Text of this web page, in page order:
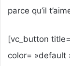
parce qu’il
[vc_button
color= »default